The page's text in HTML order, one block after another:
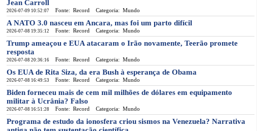
Jean Carroll
2026-07-09 10:52:07 Fonte: Record Categoria: Mundo
A NATO 3.0 nasceu em Ancara, mas foi um parto difícil
2026-07-08 19:35:12 Fonte: Record Categoria: Mundo
Trump ameaçou e EUA atacaram o Irão novamente, Teerão promete
resposta
2026-07-08 20:36:16 Fonte: Record Categoria: Mundo
Os EUA de Rita Siza, da era Bush à esperança de Obama
2026-07-08 16:49:53 Fonte: Record Categoria: Mundo
Biden forneceu mais de cem mil milhões de dólares em equipamento
militar à Ucrânia? Falso
2026-07-08 16:51:28 Fonte: Record Categoria: Mundo
Programa de estudo da ionosfera criou sismos na Venezuela? Narrativa